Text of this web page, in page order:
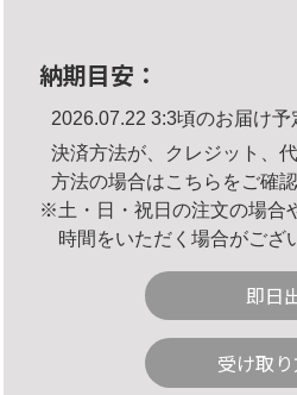
納期目安：
2026.07.22 3:3頃のお届け予
決済方法が、クレジット、
方法の場合はこちら をご確
※土・日・祝日の注文の場合
時間をいただく場合がござ
即日
受け取